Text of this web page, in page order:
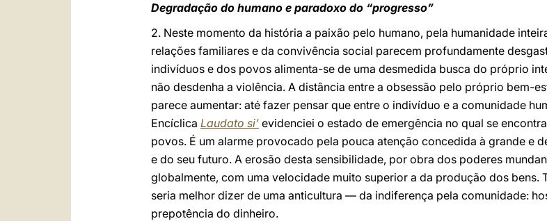
Degradação do humano e paradoxo do “progresso”
2. Neste momento da história a paixão pelo humano, pela humanidade
relações familiares e da convivência social parecem profundamente
indivíduos e dos povos alimenta-se de uma desmedida busca do próprio
não desdenha a violência. A distância entre a obsessão pelo próprio bem-
parece aumentar: até fazer pensar que entre o indivíduo e a comunidade
Encíclica Laudato si’ evidenciei o estado de emergência no qual se
povos. É um alarme provocado pela pouca atenção concedida à grande e
e do seu futuro. A erosão desta sensibilidade, por obra dos poderes
globalmente, com uma velocidade muito superior a da produção dos bens.
seria melhor dizer de uma anticultura — da indiferença pela comunidade:
prepotência do dinheiro.